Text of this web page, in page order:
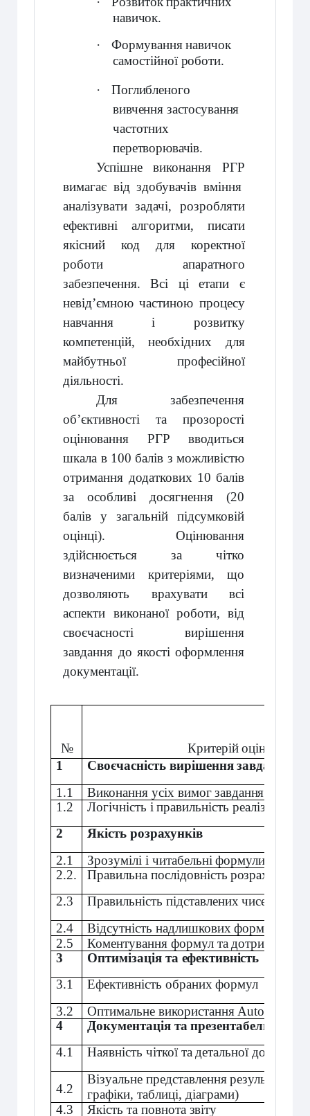
навичок.
·
Формування навичок
самостійної роботи.
·
Поглибленого
вивчення застосування
частотних
перетворювачів.
Успішне виконання РГР
вимагає від здобувачів вміння
аналізувати задачі, розробляти
ефективні алгоритми, писати
якісний код для коректної
роботи апаратного
забезпечення. Всі ці етапи є
невід’ємною частиною процесу
навчання і розвитку
компетенцій, необхідних для
майбутньої професійної
діяльності.
Для забезпечення
об’єктивності та прозорості
оцінювання РГР вводиться
шкала в 100 балів з можливістю
отримання додаткових 10 балів
за особливі досягнення (20
балів у загальній підсумковій
оцінці). Оцінювання
здійснюється за чітко
визначеними критеріями, що
дозволяють врахувати всі
аспекти виконаної роботи, від
своєчасності вирішення
завдання до якості оформлення
документації.
№ Критерій оцінювання
1
Своєчасність вирішення завдання
1.1
Виконання усіх вимог завдання
1.2
Логічність і правильність реалізації
2
Якість розрахунків
2.1
Зрозумілі і читабельні формули
2.2.
Правильна послідовність розрахунків
2.3
Правильність підставлених чисел
2.4
Відсутність надлишкових формул
2.5
Коментування формул та дотримання
3
Оптимізація та ефективність
3.1
Ефективність обраних формул
3.2
Оптимальне використання AutoCAD
4
Документація та презентабельність
4.1
Наявність чіткої та детальної
4.2
Візуальне представлення результатів
графіки, таблиці, діаграми)
4.3
Якість та повнотазвіту